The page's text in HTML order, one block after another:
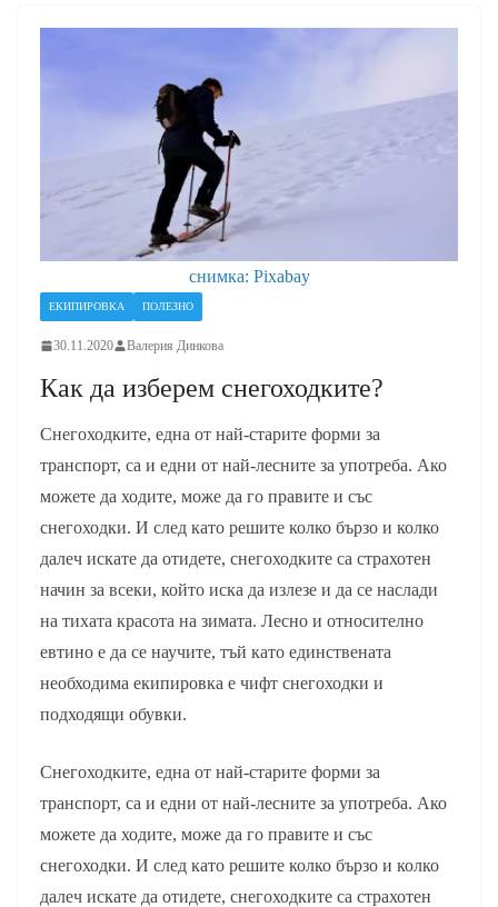
снимка: Pixabay
ЕКИПИРОВКА ПОЛЕЗНО
30.11.2020 Валерия Динкова
Как да изберем снегоходките?
Снегоходките, една от най-старите форми за
транспорт, са и едни от най-лесните за употреба. Ако
можете да ходите, може да го правите и със
снегоходки. И след като решите колко бързо и колко
далеч искате да отидете, снегоходките са страхотен
начин за всеки, който иска да излезе и да се наслади
на тихата красота на зимата. Лесно и относително
евтино е да се научите, тъй като единствената
необходима екипировка е чифт снегоходки и
подходящи обувки.
Снегоходките, една от най-старите форми за
транспорт, са и едни от най-лесните за употреба. Ако
можете да ходите, може да го правите и със
снегоходки. И след като решите колко бързо и колко
далеч искате да отидете, снегоходките са страхотен